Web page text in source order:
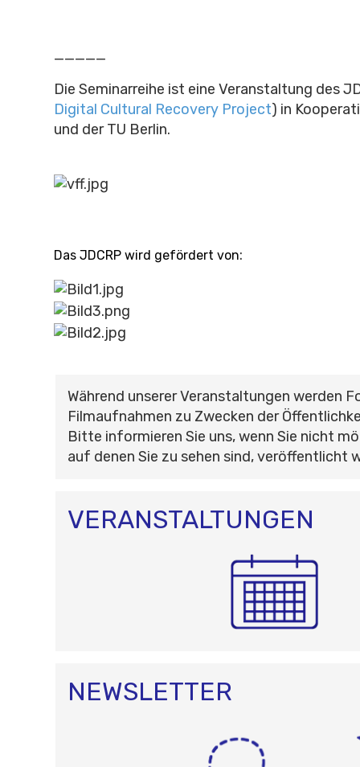
_____
Die Seminarreihe ist eine Veranstaltung des
Digital Cultural Recovery Project) in
und der TU Berlin.
Das JDCRP wird gefördert von:
Während unserer Veranstaltungen werden
Filmaufnahmen zu Zwecken der
Bitte informieren Sie uns, wenn Sie nicht
auf denen Sie zu sehen sind, veröffentlicht
VERANSTALTUNGEN
NEWSLETTER